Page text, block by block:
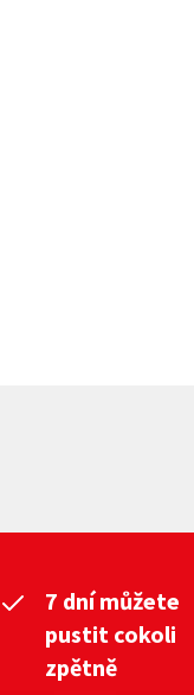
7 dní můžete
pustit cokoli
zpětně